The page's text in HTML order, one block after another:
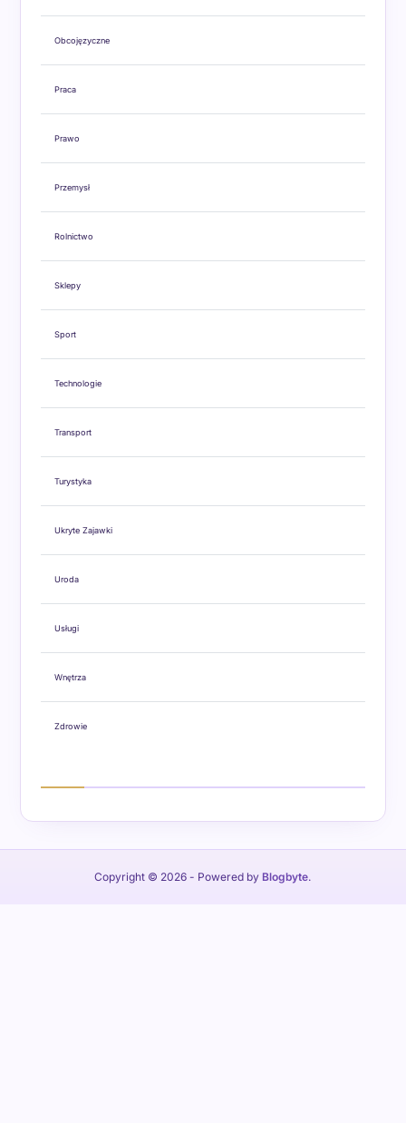
Obcojęzyczne
Praca
Prawo
Przemysł
Rolnictwo
Sklepy
Sport
Technologie
Transport
Turystyka
Ukryte Zajawki
Uroda
Usługi
Wnętrza
Zdrowie
Copyright © 2026 - Powered by Blogbyte.